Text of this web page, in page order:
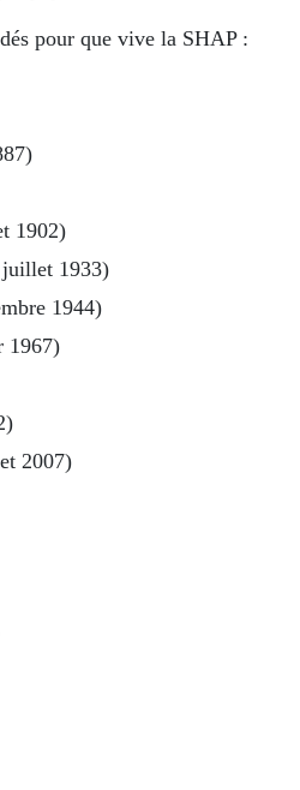
pour que vive la SHAP :
1902)
juillet 1933)
1944)
1967)
2007)